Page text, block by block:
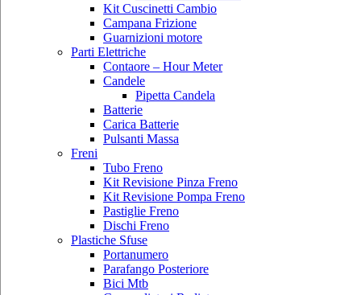
Kit Cuscinetti Cambio
Campana Frizione
Guarnizioni motore
Parti Elettriche
Contaore – Hour Meter
Candele
Pipetta Candela
Batterie
Carica Batterie
Pulsanti Massa
Freni
Tubo Freno
Kit Revisione Pinza Freno
Kit Revisione Pompa Freno
Pastiglie Freno
Dischi Freno
Plastiche Sfuse
Portanumero
Parafango Posteriore
Bici Mtb